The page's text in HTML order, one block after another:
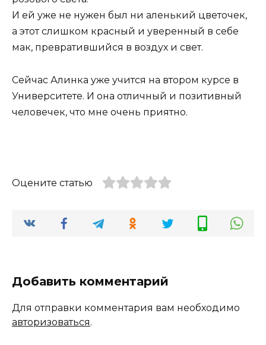
И ей уже не нужен был ни аленький цветочек,
а этот слишком красный и уверенный в себе
мак, превратившийся в воздух и свет.
Сейчас Алинка уже учится на втором курсе в
Университете. И она отличный и позитивный
человечек, что мне очень приятно.
Оцените статью
Добавить комментарий
Для отправки комментария вам необходимо
авторизоваться.